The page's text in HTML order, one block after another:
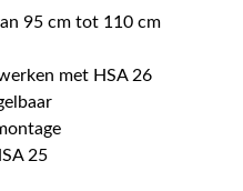
95 cm tot 110 cm
met HSA 26
25